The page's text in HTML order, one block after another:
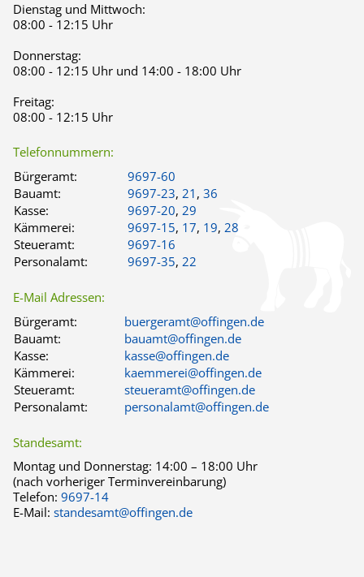
Dienstag und Mittwoch:
08:00 - 12:15 Uhr
Donnerstag:
08:00 - 12:15 Uhr und 14:00 - 18:00 Uhr
Freitag:
08:00 - 12:15 Uhr
Telefonnummern:
Bürgeramt:
9697-60
Bauamt:
9697-23, 21 , 36
Kasse:
9697-20, 29
Kämmerei:
9697-15, 17, 19, 28
Steueramt:
9697-16
Personalamt:
9697-35, 22
E-Mail Adressen:
Bürgeramt:
buergeramt@offingen.de
Bauamt:
bauamt@offingen.de
Kasse:
kasse@offingen.de
Kämmerei:
kaemmerei@offingen.de
Steueramt:
steueramt@offingen.de
Personalamt:
personalamt@offingen.de
Standesamt:
Montag und Donnerstag: 14:00 – 18:00 Uhr
(nach vorheriger Terminvereinbarung)
Telefon: 9697-14
E-Mail: standesamt@offingen.de